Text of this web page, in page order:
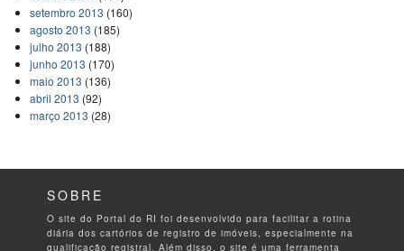
setembro 2013 (160)
agosto 2013 (185)
julho 2013 (188)
junho 2013 (170)
maio 2013 (136)
abril 2013 (92)
março 2013 (28)
SOBRE
O site do Portal do RI foi desenvolvido para facilitar a rotina
diária dos cartórios de registro de imóveis, especialmente na
qualificação registral. Além disso, o site é uma ferramenta